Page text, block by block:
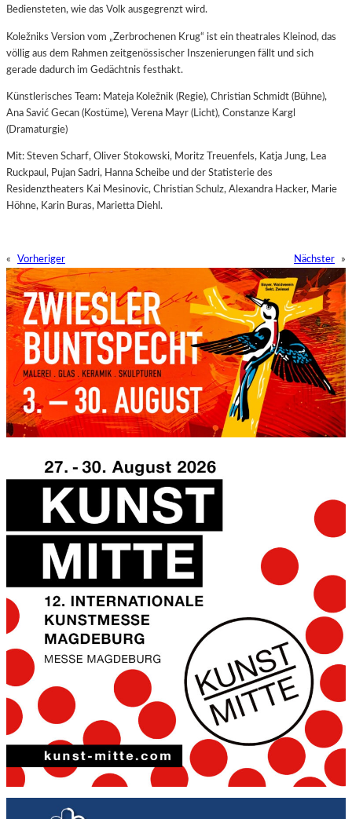
Bediensteten, wie das Volk ausgegrenzt wird.
Koležniks Version vom „Zerbrochenen Krug“ ist ein theatrales Kleinod, das
völlig aus dem Rahmen zeitgenössischer Inszenierungen fällt und sich
gerade dadurch im Gedächtnis festhakt.
Künstlerisches Team: Mateja Koležnik (Regie), Christian Schmidt (Bühne),
Ana Savić Gecan (Kostüme), Verena Mayr (Licht), Constanze Kargl
(Dramaturgie)
Mit: Steven Scharf, Oliver Stokowski, Moritz Treuenfels, Katja Jung, Lea
Ruckpaul, Pujan Sadri, Hanna Scheibe und der Statisterie des
Residenztheaters Kai Mesinovic, Christian Schulz, Alexandra Hacker, Marie
Höhne, Karin Buras, Marietta Diehl.
« Vorheriger Nächster »